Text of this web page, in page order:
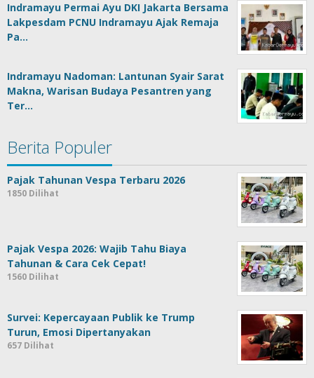
Indramayu Permai Ayu DKI Jakarta Bersama
Lakpesdam PCNU Indramayu Ajak Remaja
Pa…
Indramayu Nadoman: Lantunan Syair Sarat
Makna, Warisan Budaya Pesantren yang
Ter…
Berita Populer
Pajak Tahunan Vespa Terbaru 2026
1850 Dilihat
Pajak Vespa 2026: Wajib Tahu Biaya
Tahunan & Cara Cek Cepat!
1560 Dilihat
Survei: Kepercayaan Publik ke Trump
Turun, Emosi Dipertanyakan
657 Dilihat